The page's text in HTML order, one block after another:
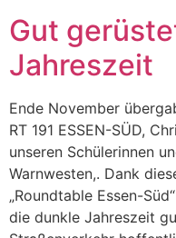
Gut
Jahreszeit
Ende November
RT 191 ESSEN-SÜD,
unseren Schülerinnen
Warnwesten,. Dank
„Roundtable Essen-
die dunkle Jahreszeit